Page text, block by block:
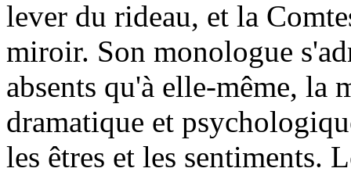
lever du rideau, et la
miroir. Son monologue
absents qu'à elle-même, la
dramatique et
les êtres et les sentiments.